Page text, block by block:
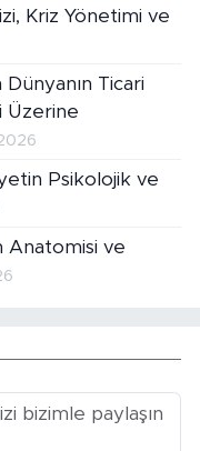
Kriz Yönetimi ve
Ticari
Üzerine
Psikolojik ve
Anatomisi ve